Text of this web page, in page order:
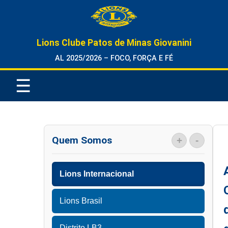
Lions Clube Patos de Minas Giovanini
AL 2025/2026 – FOCO, FORÇA E FÉ
☰
Quem Somos + -
Lions Internacional
Lions Brasil